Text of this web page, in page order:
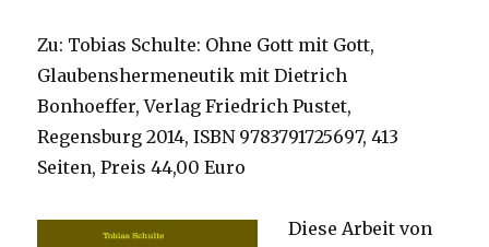
Zu: Tobias Schulte: Ohne Gott mit Gott,
Glaubenshermeneutik mit Dietrich
Bonhoeffer, Verlag Friedrich Pustet,
Regensburg 2014, ISBN 9783791725697, 413
Seiten, Preis 44,00 Euro
Diese Arbeit von